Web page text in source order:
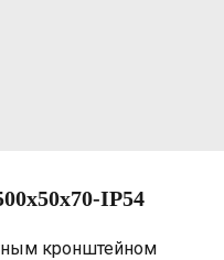
IP54
кронштейном